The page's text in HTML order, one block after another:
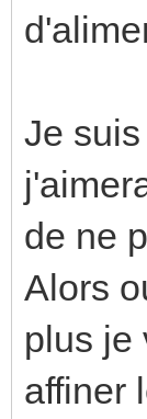
Je
de ne
Alors
plus je
affiner